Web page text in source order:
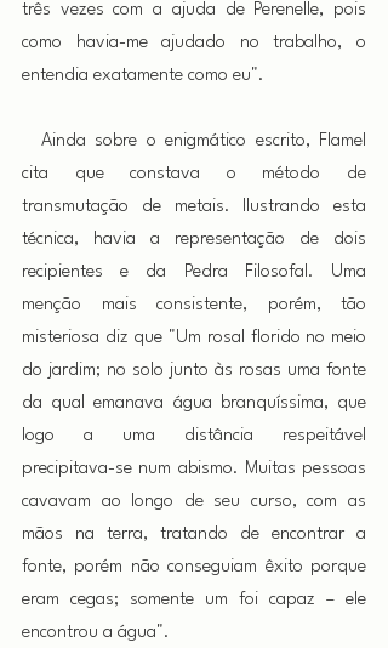
três vezes com a ajuda de Perenelle, pois
como havia-me ajudado no trabalho, o
entendia exatamente como eu".
Ainda sobre o enigmático escrito, Flamel
cita que constava o método de
transmutação de metais. Ilustrando esta
técnica, havia a representação de dois
recipientes e da Pedra Filosofal. Uma
menção mais consistente, porém, tão
misteriosa diz que "Um rosal florido no meio
do jardim; no solo junto às rosas uma fonte
da qual emanava água branquíssima, que
logo a uma distância respeitável
precipitava-se num abismo. Muitas pessoas
cavavam ao longo de seu curso, com as
mãos na terra, tratando de encontrar a
fonte, porém não conseguiam êxito porque
eram cegas; somente um foi capaz – ele
encontrou a água".